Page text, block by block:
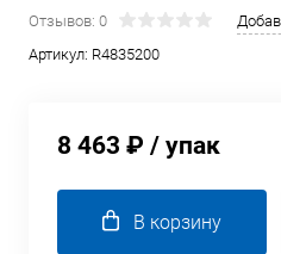
Отзывов: 0
Артикул: R4835200
8 463 ₽ / упак
В корзину